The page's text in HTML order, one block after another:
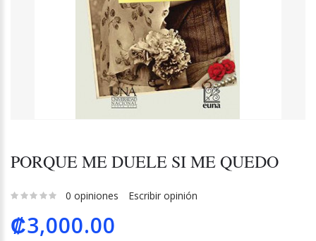
PORQUE ME DUELE SI ME QUEDO
0 opiniones Escribir opinión
₡3,000.00